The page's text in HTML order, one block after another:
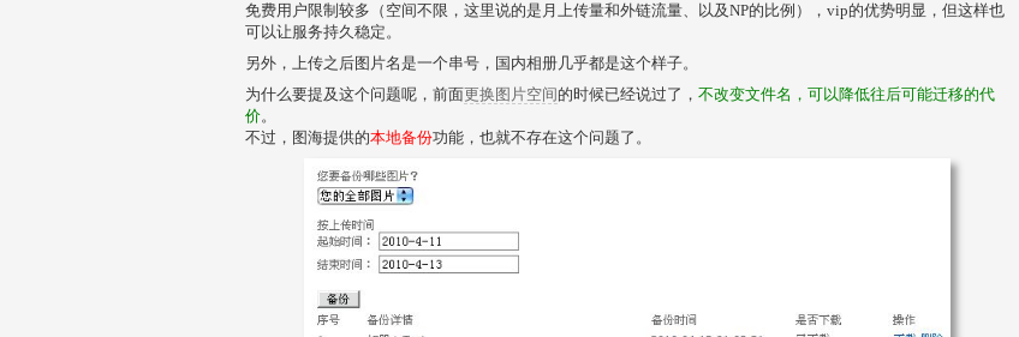
免费用户限制较多（空间不限，这里说的是月上传量和外链流量、以及NP的比例），vip的优势明显，但这样也
可以让服务持久稳定。
另外，上传之后图片名是一个串号，国内相册几乎都是这个样子。
为什么要提及这个问题呢，前面更换图片空间的时候已经说过了， 不改变文件名，可以降低往后可能迁移的代
价。
不过，图海提供的本地备份功能，也就不存在这个问题了。